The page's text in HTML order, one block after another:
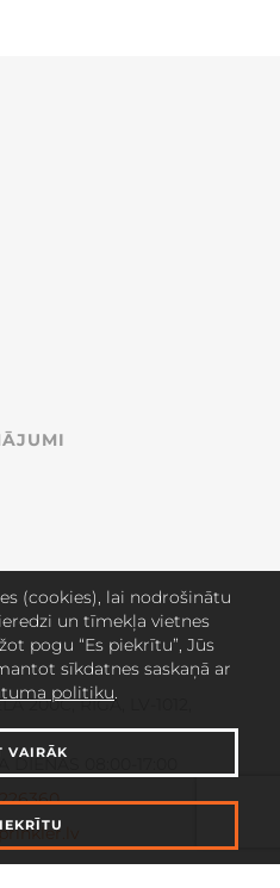
200C, RĪGA, LV-1012,
DIENAS 08:00-17:00
(cookies), lai nodrošinātu
un tīmekļa vietnes
pogu “Es piekrītu”, Jūs
sīkdatnes saskaņā ar
politiku
VAIRĀK